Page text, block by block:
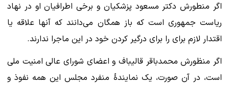
اگر منطورش دکتر مسعود پزشکیان و برخی اطرافیان او در نهاد
ریاست جمهوری است که باز همگان می‌دانند که آنها علاقه یا
اقتدار لازم برای را برای درگیر کردن خود در این ماجرا ندارند.
اگر منظورش محمدباقر قالیباف و اعضای شورای عالی امنیت ملی
است، در آن صورت، یک نمایندهٔ منفرد مجلس این همه نفوذ و